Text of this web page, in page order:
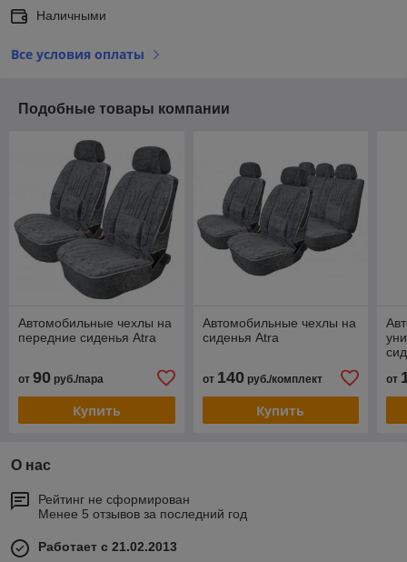
Наличными
Все условия оплаты
Подобные товары компании
Автомобильные чехлы на
передние сиденья Atra
от 90 руб./пара
Купить
Автомобильные чехлы на
сиденья Atra
от 140руб./комплект
Купить
от
О нас
Рейтинг не сформирован
Менее 5 отзывов за последний год
Работает с 21.02.2013